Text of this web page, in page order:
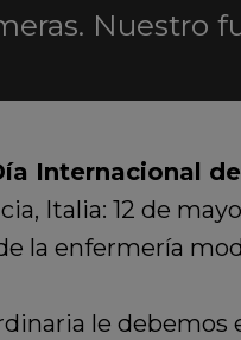
Nuestro
Internacional
Italia: 12 de
la enfermería
le debemos